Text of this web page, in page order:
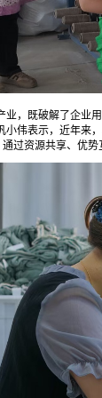
业，既破解了企业
小伟表示，近年来
过资源共享、优